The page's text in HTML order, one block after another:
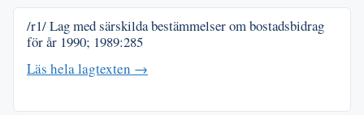
/r1/ Lag med särskilda bestämmelser om bostadsbidrag
för år 1990; 1989:285
Läs hela lagtexten →